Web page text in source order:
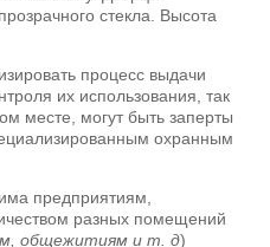
стекла. Высота
процесс выдачи
их использования, так
месте, могут быть заперты
охранным
предприятиям,
разных помещений
общежитиям и т. д)